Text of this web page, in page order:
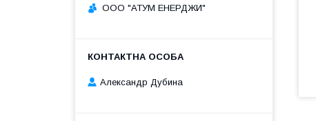
ООО "АТУМ ЕНЕРДЖИ"
Александр Дубина